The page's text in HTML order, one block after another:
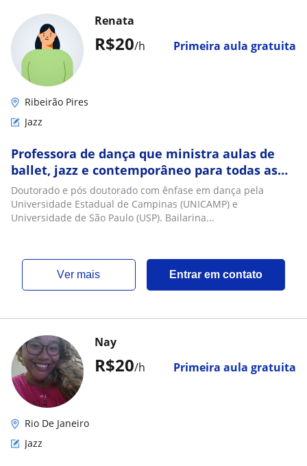
R$20/h Primeira aula gratuita
Renata
Ribeirão Pires
Jazz
Professora de dança que ministra aulas de
ballet, jazz e contemporâneo para todas as
idades
Doutorado e pós doutorado com ênfase em dança pela
Universidade Estadual de Campinas (UNICAMP) e
Universidade de São Paulo (USP). Bailarina...
ver mais Entrar em contato
R$20/h Primeira aula gratuita
Nay
Rio De Janeiro
Jazz